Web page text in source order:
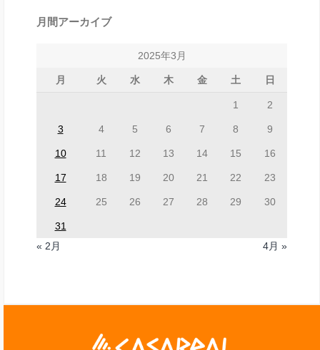
月間アーカイブ
2025年3月
月 火 水 木 金 土 日
1 2
3 4 5 6 7 8 9
10 11 12 13 14 15 16
17 18 19 20 21 22 23
24 25 26 27 28 29 30
31
« 2月
4月 »